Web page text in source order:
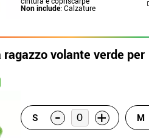
Non include: Calzature
ragazzo volante verde per
S - + M